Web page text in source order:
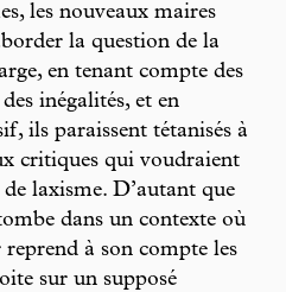
les nouveaux maires
la question de la
en tenant compte des
inégalités, et en
ils paraissent tétanisés à
critiques qui voudraient
laxisme. D’autant que
dans un contexte où
à son compte les
sur un supposé